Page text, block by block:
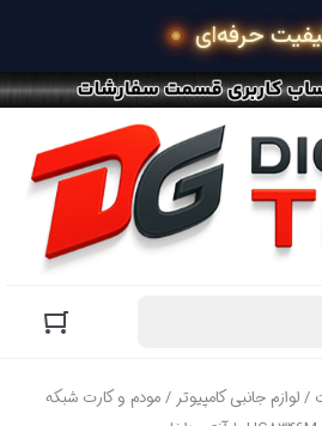
/لوازم جانبی کامپیوتر/مودم و کارت شبکه
محصولات